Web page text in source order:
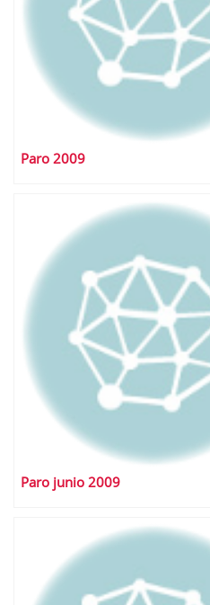
Paro 2009
Paro junio 2009